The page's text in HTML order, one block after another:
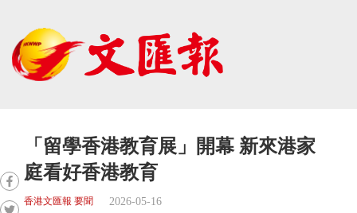
「留學香港教育展」開幕 新來港家
庭看好香港教育
香港文匯報 要聞 2026-05-16